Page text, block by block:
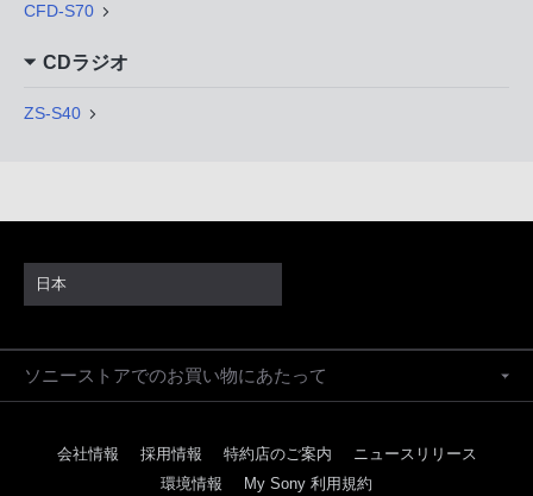
CFD-S70
CDラジオ
ZS-S40
日本
ソニーストアでのお買い物にあたって
会社情報 採用情報 特約店のご案内
ニュースリリース
環境情報
My Sony 利用規約